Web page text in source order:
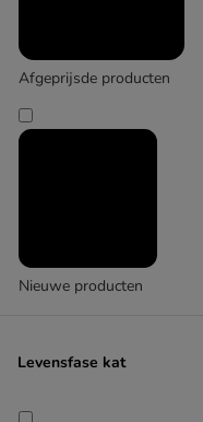
Afgeprijsde producten
Nieuwe producten
Levensfase kat